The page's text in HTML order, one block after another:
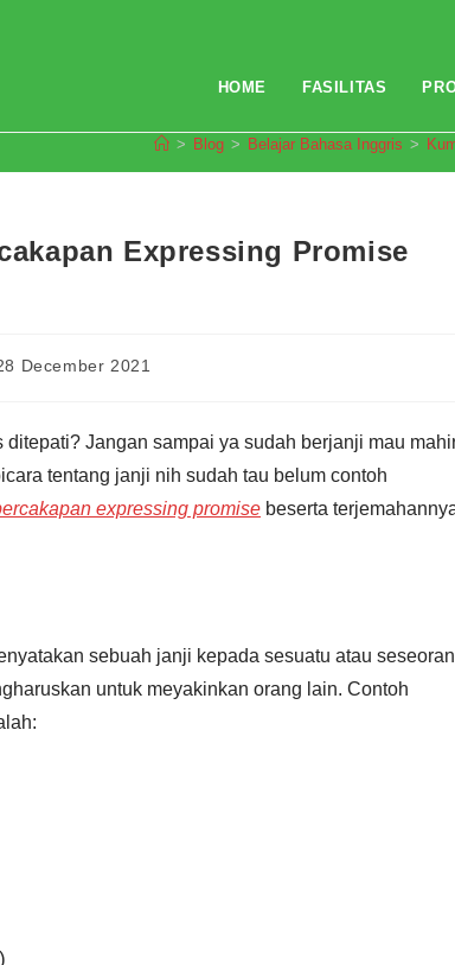
HOME FASILITAS
> Blog > Belajar Bahasa Inggris >
Expressing Promise
December 2021
Jangan sampai ya sudah berjanji mau
tentang janji nih sudah tau belum contoh
expressing promise beserta
sebuah janji kepada sesuatu atau
untuk meyakinkan orang lain. Contoh